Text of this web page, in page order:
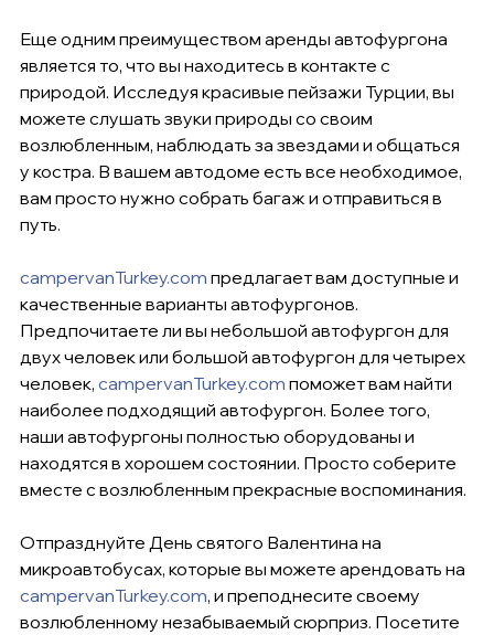
Еще одним преимуществом аренды автофургона
является то, что вы находитесь в контакте с
природой. Исследуя красивые пейзажи Турции, вы
можете слушать звуки природы со своим
возлюбленным, наблюдать за звездами и общаться
у костра. В вашем автодоме есть все необходимое,
вам просто нужно собрать багаж и отправиться в
путь.
campervanTurkey.com предлагает вам доступные и
качественные варианты автофургонов.
Предпочитаете ли вы небольшой автофургон для
двух человек или большой автофургон для четырех
человек, campervanTurkey.com поможет вам найти
наиболее подходящий автофургон. Более того,
наши автофургоны полностью оборудованы и
находятся в хорошем состоянии. Просто соберите
вместе с возлюбленным прекрасные воспоминания.
Отпразднуйте День святого Валентина на
микроавтобусах, которые вы можете арендовать на
campervanTurkey.com, и преподнесите своему
возлюбленному незабываемый сюрприз. Посетите